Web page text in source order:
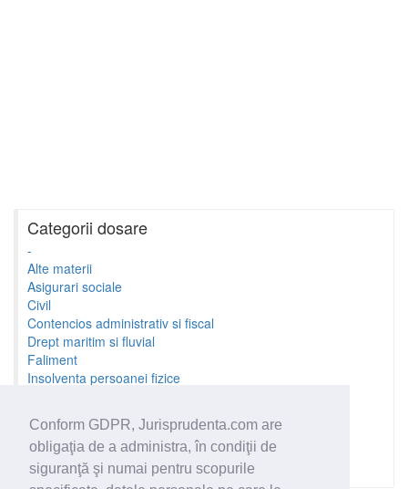
Conform GDPR, Jurisprudenta.com are
obligaţia de a administra, în condiţii de
siguranţă şi numai pentru scopurile
Categorii dosare
-
Alte materii
Asigurari sociale
Civil
Contencios administrativ si fiscal
Drept maritim si fluvial
Faliment
Insolventa persoanei fizice
Minori si familie
Penal
Proprietate Intelectuala